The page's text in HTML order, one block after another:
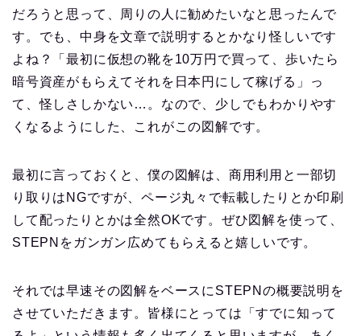
だろうと思って、周りの人に勧めたいなと思ったんで
す。でも、中身を文章で説明するとかなり怪しいです
よね？「最初に仮想の靴を10万円で買って、歩いたら
暗号資産がもらえてそれを日本円にして稼げる」っ
て、怪しさしかない…。なので、少しでもわかりやす
くなるようにした、これがこの図解です。
最初に言っておくと、僕の図解は、商用利用と一部切
り取りはNGですが、ページ丸々で転載したりとか印刷
して配ったりとかは全然OKです。ぜひ図解を使って、
STEPNをガンガン広めてもらえると嬉しいです。
それでは早速その図解をベースにSTEPNの概要説明を
させていただきます。皆様にとっては「すでに知って